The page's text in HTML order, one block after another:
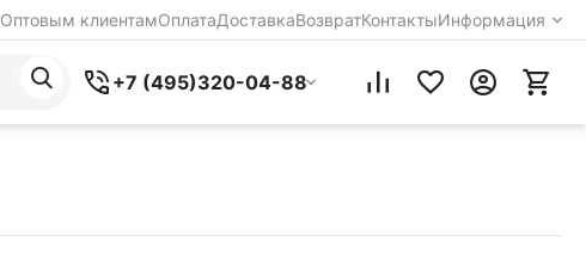
Оптовым клиентамОплатаДоставкаВозвратКонтактыИнформация
+7 (495)320-04-88